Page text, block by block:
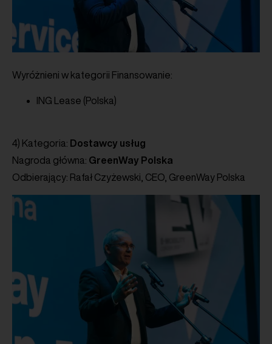
Wyróżnieni w kategorii Finansowanie:
ING Lease (Polska)
4) Kategoria: Dostawcy usług
Nagroda główna: GreenWay Polska
Odbierający: Rafał Czyżewski, CEO, GreenWay Polska